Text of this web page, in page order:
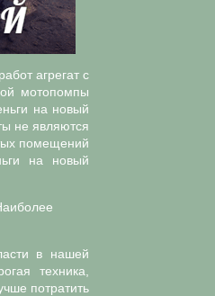
агрегат с
мотопомпы
на новый
не являются
помещений
на новый
в нашей
техника,
потратить